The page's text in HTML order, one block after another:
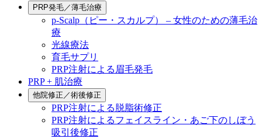
PRP発毛／薄毛治療
p-Scalp（ピー・スカルプ） – 女性のための薄毛治
療
光線療法
育毛サプリ
PRP注射による眉毛発毛
PRP + 肌治療
他院修正／術後修正
PRP注射による脱脂術修正
PRP注射によるフェイスライン・あご下のしぼう
吸引後修正